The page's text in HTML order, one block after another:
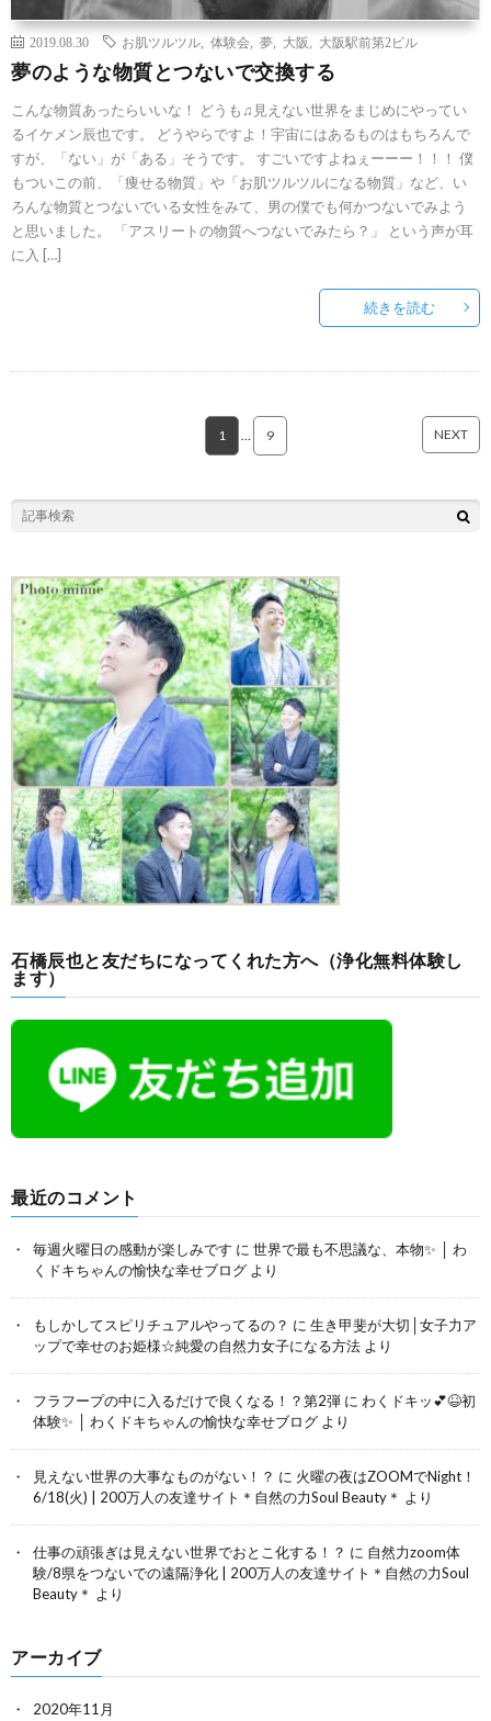
2019.08.30 お肌ツルツル 体験会 夢 大阪 大阪駅前第2ビル
夢のような物質とつないで交換する
こんな物質あったらいいな！ どうも♫見えない世界をまじめにやってい
るイケメン辰也です。 どうやらですよ！宇宙にはあるものはもちろんで
すが、「ない」が「ある」そうです。 すごいですよねぇーーー！！！ 僕
もついこの前、「痩せる物質」や「お肌ツルツルになる物質」など、い
ろんな物質とつないでいる女性をみて、男の僕でも何かつないでみよう
と思いました。 「アスリートの物質へつないでみたら？」 という声が耳
に入 […]
続きを読む
1 9 NEXT
石橋辰也と友だちになってくれた方へ（浄化無料体験し
ます）
最近のコメント
毎週火曜日の感動が楽しみです に 世界で最も不思議な、本物✨ │ わ
くドキちゃんの愉快な幸せブログ より
もしかしてスピリチュアルやってるの？ に 生き甲斐が大切│女子力ア
ップで幸せのお姫様☆純愛の自然力女子になる方法 より
フラフープの中に入るだけで良くなる！？第2弾 に わくドキッ💕😆初
体験✨ │ わくドキちゃんの愉快な幸せブログ より
見えない世界の大事なものがない！？ に 火曜の夜はZOOMでNight！
6/18(火) | 200万人の友達サイト＊自然の力Soul Beauty＊ より
仕事の頑張ぎは見えない世界でおとこ化する！？ に 自然力zoom体
験/8県をつないでの遠隔浄化 | 200万人の友達サイト＊自然の力Soul
Beauty＊ より
アーカイブ
2020年11月